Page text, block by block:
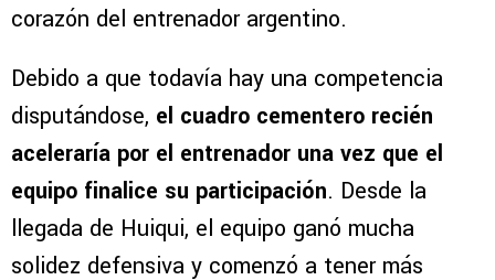
corazón del entrenador argentino.
Debido a que todavía hay una competencia
disputándose, el cuadro cementero recién
aceleraría por el entrenador una vez que el
equipo finalice su participación. Desde la
llegada de Huiqui, el equipo ganó mucha
solidez defensiva y comenzó a tener más